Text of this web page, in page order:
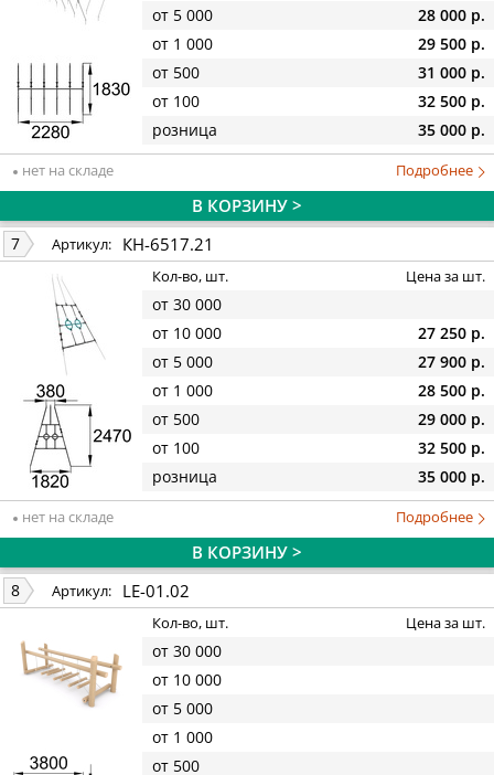
от 5 000
28 000 р.
от 1 000
29 500 р.
от 500
31 000 р.
от 100
32 500 р.
розница
35 000 р.
нет на складе Подробнее
В КОРЗИНУ >
7 Артикул: КН-6517.21
Кол-во, шт. Цена за шт.
от 30 000
от 10 000
27 250 р.
от 5 000
27 900 р.
от 1 000
28 500 р.
от 500
29 000 р.
от 100
32 500 р.
розница
35 000 р.
нет на складе Подробнее
В КОРЗИНУ >
8 Артикул: LE-01.02
Кол-во, шт. Цена за шт.
от 30 000
от 10 000
от 5 000
от 1 000
от 500